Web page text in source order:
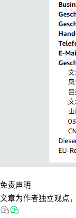
免责声明
文章为作者独立观点